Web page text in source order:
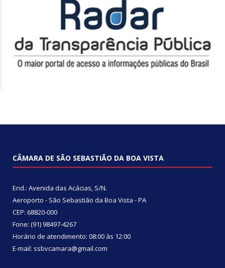
CÂMARA DE SÃO SEBASTIÃO DA BOA VISTA
End.: Avenida das Acácias, S/N.
Aeroporto - São Sebastião da Boa Vista - PA
CEP: 68820-000
Fone: (91) 98497-4267
Horário de atendimento: 08:00 às 12:00
E-mail: ssbvcamara@gmail.com